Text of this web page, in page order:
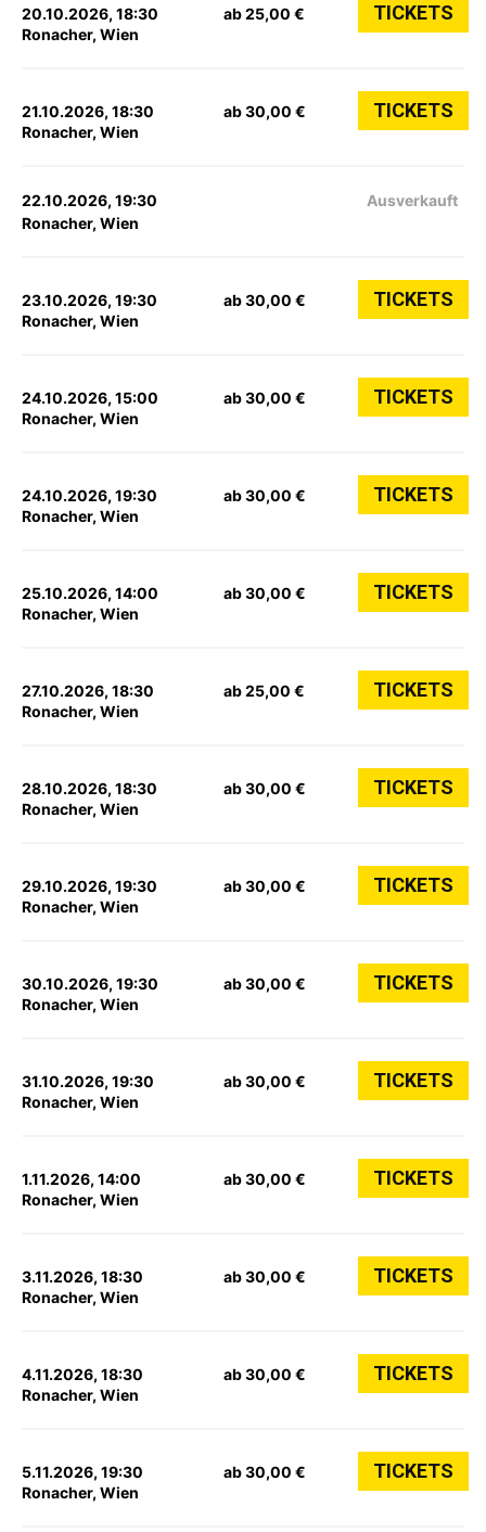
20.10.2026, 18:30
Ronacher, Wien
ab 25,00 € TICKETS
21.10.2026, 18:30
Ronacher, Wien
ab 30,00 € TICKETS
22.10.2026, 19:30
Ronacher, Wien
Ausverkauft
23.10.2026, 19:30
Ronacher, Wien
ab 30,00 € TICKETS
24.10.2026, 15:00
Ronacher, Wien
ab 30,00 € TICKETS
24.10.2026, 19:30
Ronacher, Wien
ab 30,00 € TICKETS
25.10.2026, 14:00
Ronacher, Wien
ab 30,00 € TICKETS
27.10.2026, 18:30
Ronacher, Wien
ab 25,00 € TICKETS
28.10.2026, 18:30
Ronacher, Wien
ab 30,00 € TICKETS
29.10.2026, 19:30
Ronacher, Wien
ab 30,00 € TICKETS
30.10.2026, 19:30
Ronacher, Wien
ab 30,00 € TICKETS
31.10.2026, 19:30
Ronacher, Wien
ab 30,00 € TICKETS
1.11.2026, 14:00
Ronacher, Wien
ab 30,00 € TICKETS
3.11.2026, 18:30
Ronacher, Wien
ab 30,00 € TICKETS
4.11.2026, 18:30
Ronacher, Wien
ab 30,00 € TICKETS
5.11.2026, 19:30
Ronacher, Wien
ab 30,00 € TICKETS